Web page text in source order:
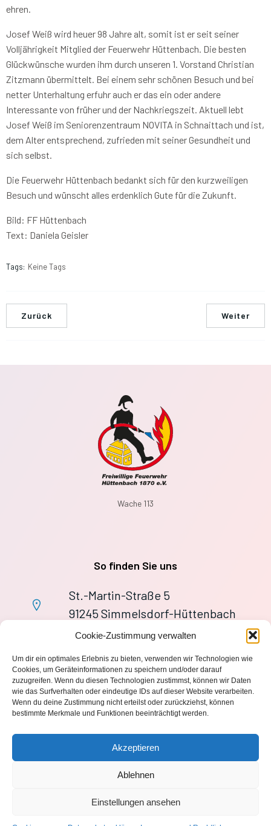
Cookie-Zustimmung verwalten
Um dir ein optimales Erlebnis zu bieten, verwenden wir Technologien wie
Cookies, um Geräteinformationen zu speichern und/oder darauf
zuzugreifen. Wenn du diesen Technologien zustimmst, können wir Daten
wie das Surfverhalten oder eindeutige IDs auf dieser Website verarbeiten.
Wenn du deine Zustimmung nicht erteilst oder zurückziehst, können
bestimmte Merkmale und Funktionen beeinträchtigt werden.
Akzeptieren
Ablehnen
Einstellungen ansehen
ehren.
Josef Weiß wird heuer 98 Jahre alt, somit ist er seit seiner
Volljährigkeit Mitglied der Feuerwehr Hüttenbach. Die besten
Glückwünsche wurden ihm durch unseren 1. Vorstand Christian
Zitzmann übermittelt. Bei einem sehr schönen Besuch und bei
netter Unterhaltung erfuhr auch er das ein oder andere
Interessante von früher und der Nachkriegszeit. Aktuell lebt
Josef Weiß im Seniorenzentraum NOVITA in Schnaittach und ist,
dem Alter entsprechend, zufrieden mit seiner Gesundheit und
sich selbst.
Die Feuerwehr Hüttenbach bedankt sich für den kurzweiligen
Besuch und wünscht alles erdenklich Gute für die Zukunft.
Bild: FF Hüttenbach
Text: Daniela Geisler
Tags: Keine Tags
Zurück Weiter
Wache 113
So finden Sie uns
St.-Martin-Straße 5
91245 Simmelsdorf-Hüttenbach
+49 9155 9279727
wache113@ff-huettenbach.de